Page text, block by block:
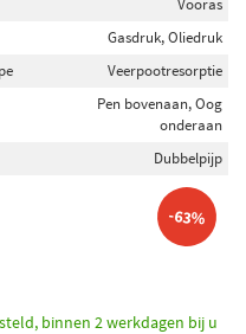
Vooras
Gasdruk, Oliedruk
Veerpootresorptie
Pen bovenaan, Oog
onderaan
Dubbelpijp
-63%
binnen 2 werkdagen bij u